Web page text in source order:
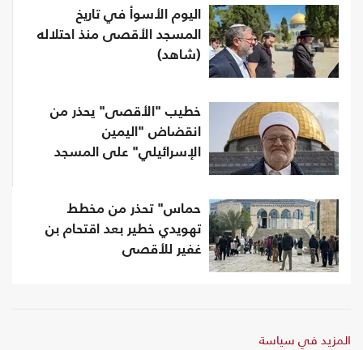
اليوم الأسوأ في تاريخ
المسجد الأقصى منذ احتلاله
(شاهد)
خطيب "الأقصى" يحذر من
انقضاض "اليمين
الإسرائيلي" على المسجد
حماس" تحذر من مخطط
تهويدي خطير بعد اقتحام بن
غفير للأقصى
المزيد في سياسة